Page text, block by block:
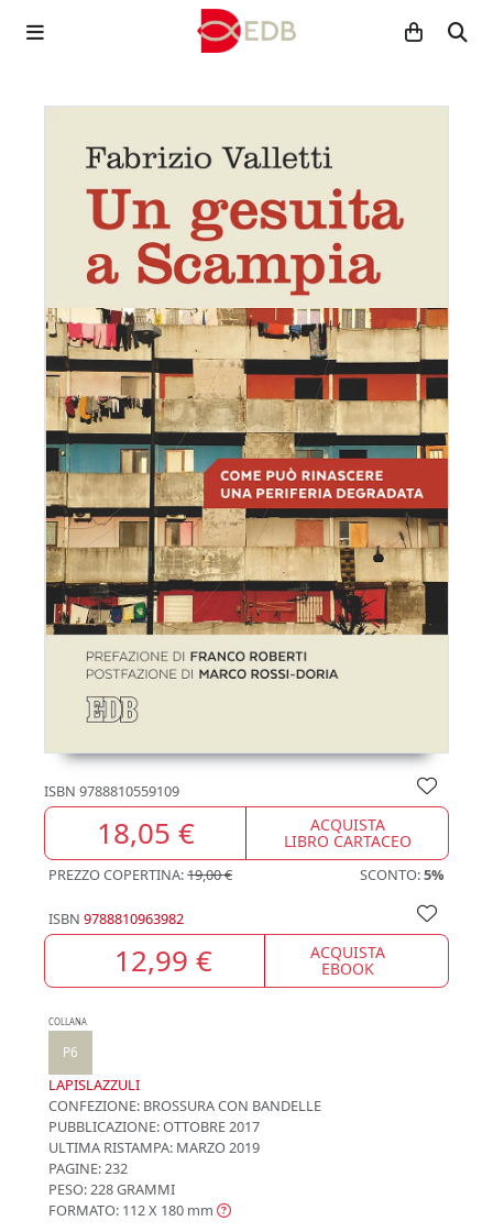
ISBN 9788810559109
18,05 € ACQUISTA
LIBRO CARTACEO
PREZZO COPERTINA:19,00 € SCONTO:5%
ISBN 9788810963982
12,99 € ACQUISTA
EBOOK
COLLANA
P6
LAPISLAZZULI
CONFEZIONE: BROSSURA CON BANDELLE
PUBBLICAZIONE:OTTOBRE 2017
ULTIMA RISTAMPA: MARZO 2019
PAGINE: 232
PESO: 228 GRAMMI
FORMATO: 112 X 180 mm